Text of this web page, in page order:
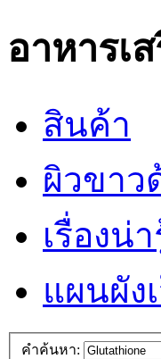
อาหารเ
สินค้า
ผิวขาว
เรื่องน่
แผนผัง
คำค้นหา: